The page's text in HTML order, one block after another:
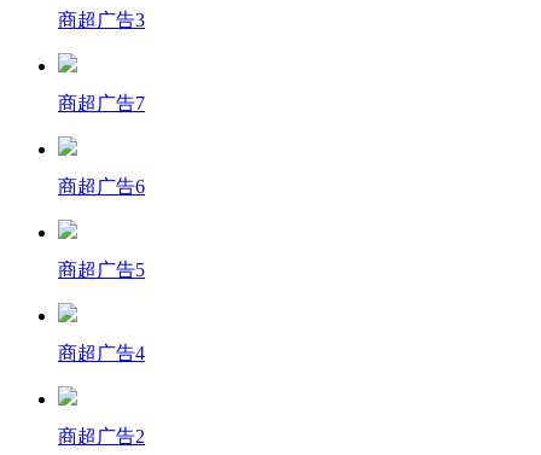
商超广告3
商超广告7
商超广告6
商超广告5
商超广告4
商超广告2